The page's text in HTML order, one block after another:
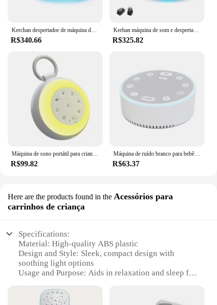
R$340.66
Kerhan máquina de som e despertador 2 em 1, 18 som calmante, 7 luzes noturnas, temporizador de sono, controle de volume preciso de 30 níveis
R$325.82
R$99.82
Máquina de ruído branco para bebê, chupeta com luzes noturnas, dispositivo de auxílio ao sono, sons calmantes, temporizador, mesa, 6
R$63.37
Here are the products found in the Acessórios para
carrinhos de criança
Specifications:
Material: High-quality ABS plastic
Design and Style: Sleek, compact design with
soothing light options
Usage and Purpose: Aids in relaxation and sleep for
Performance and Property: 10 non-looping,
soothing sounds with volume control